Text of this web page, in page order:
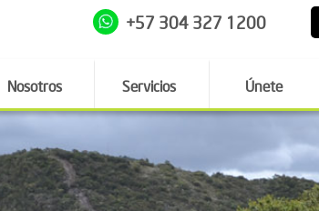
+57 304 327 1200
Nosotros Servicios Únete